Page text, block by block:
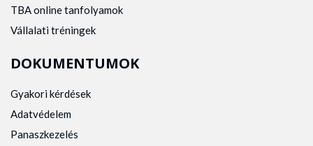
TBA online tanfolyamok
Vállalati tréningek
DOKUMENTUMOK
Gyakori kérdések
Adatvédelem
Panaszkezelés